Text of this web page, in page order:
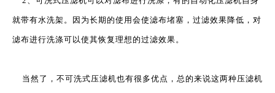
就带有水洗架。因为长期的使用会使滤布堵塞，过滤效果降低，对
滤布进行洗涤可以使其恢复理想的过滤效果。
当然了，不可洗式压滤机也有很多优点，总的来说这两种压滤机